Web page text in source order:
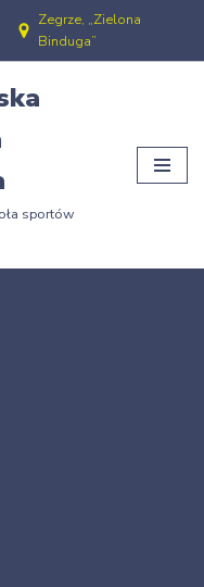
Zegrze, „Zielona
Binduga”
sportów